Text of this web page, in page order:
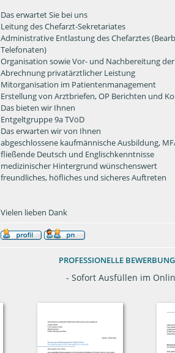
Das erwartet Sie bei uns
Leitung des Chefarzt-Sekretariates
Administrative Entlastung des Chefarztes
Telefonaten)
Organisation sowie Vor- und Nachbereitung
Abrechnung privatärztlicher Leistung
Mitorganisation im Patientenmanagement
Erstellung von Arztbriefen, OP Berichten und
Das bieten wir Ihnen
Entgeltgruppe 9a TVöD
Das erwarten wir von Ihnen
abgeschlossene kaufmännische Ausbildung,
fließende Deutsch und Englischkenntnisse
medizinischer Hintergrund wünschenswert
freundliches, höfliches und sicheres Auftreten
Vielen lieben Dank
PROFESSIONELLE
- Sofort Ausfüllen im